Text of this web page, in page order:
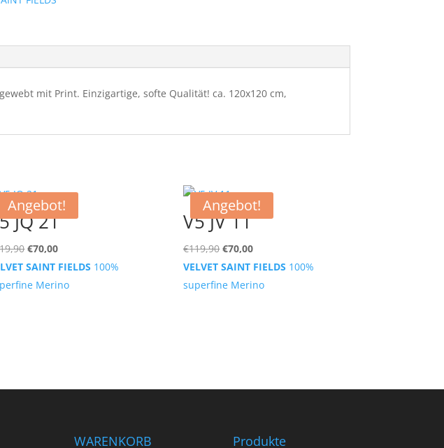
mit Print. Einzigartige, softe Qualität! ca. 120x120 cm,
Angebot!
JQ 21
Ursprünglicher
Preis
war:
€70,00Aktueller
Preis
ist:
SAINT FIELDS 100%
Merino
Angebot!
V5 JV 11
€119,90Ursprünglicher
Preis
war:
€70,00Aktueller
Preis
ist:
VELVET SAINT FIELDS 100%
superfine Merino
WARENKORB Produkte